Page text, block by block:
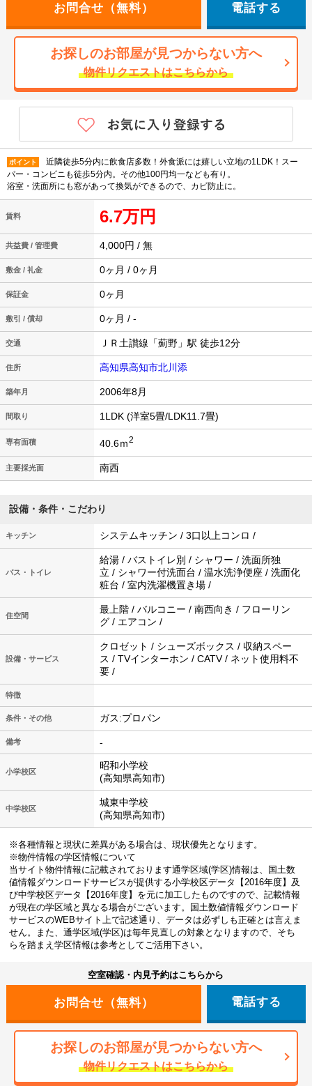
電話する
お探しのお部屋が見つからない方へ
物件リクエストはこちらから
ポイント
近隣徒歩5分内に飲食店多数！外食派には嬉しい立地の1LDK！スー
パー・コンビニも徒歩5分内。その他100円均一なども有り。
浴室・洗面所にも窓があって換気ができるので、カビ防止に。
賃料 6.7万円
共益費 / 管理費 4,000円 / 無
敷金 / 礼金 0ヶ月 / 0ヶ月
保証金 0ヶ月
敷引 / 償却 0ヶ月 / -
交通 ＪＲ土讃線「薊野」駅 徒歩12分
住所 高知県高知市北川添
築年月 2006年8月
間取り 1LDK (洋室5畳/LDK11.7畳)
専有面積 40.6ｍ2
主要採光面 南西
設備・条件・こだわり
キッチン システムキッチン / 3口以上コンロ /
バス・トイレ
給湯 / バストイレ別 / シャワー / 洗面所独
立 / シャワー付洗面台 / 温水洗浄便座 / 洗面化
粧台 / 室内洗濯機置き場 /
住空間
最上階 / バルコニー / 南西向き / フローリン
グ / エアコン /
設備・サービス
クロゼット / シューズボックス / 収納スペー
ス / TVインターホン / CATV / ネット使用料不
要 /
特徴
条件・その他 ガス:プロパン
備考 -
小学校区
昭和小学校
(高知県高知市)
中学校区
城東中学校
(高知県高知市)
※各種情報と現状に差異がある場合は、現状優先となります。
※物件情報の学区情報について
当サイト物件情報に記載されております通学区域(学区)情報は、国土数
値情報ダウンロードサービスが提供する小学校区データ【2016年度】及
び中学校区データ【2016年度】を元に加工したものですので、記載情報
が現在の学区域と異なる場合がございます。国土数値情報ダウンロード
サービスのWEBサイト上で記述通り、データは必ずしも正確とは言えま
せん。また、通学区域(学区)は毎年見直しの対象となりますので、そち
らを踏まえ学区情報は参考としてご活用下さい。
空室確認・内見予約はこちらから
電話する
お探しのお部屋が見つからない方へ
物件リクエストはこちらから